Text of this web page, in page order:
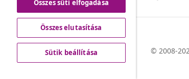
© 2008-
Összes süti elfogadása
Összes elutasítása
Sütik beállítása